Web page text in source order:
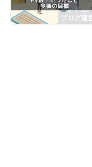
ブログ運